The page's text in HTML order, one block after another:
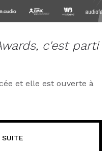
c'est parti
et elle est ouverte à
SUITE